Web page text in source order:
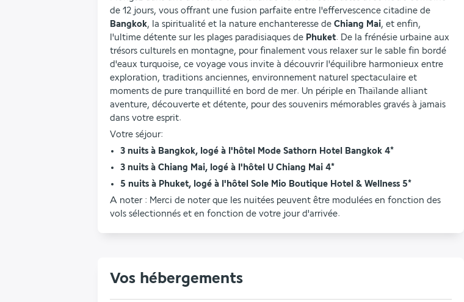
Bangkok, la spiritualité et la nature enchanteresse de Chiang Mai, et enfin,
l'ultime détente sur les plages paradisiaques de Phuket. De la frénésie urbaine aux
trésors culturels en montagne, pour finalement vous relaxer sur le sable fin bordé
d'eaux turquoise, ce voyage vous invite à découvrir l'équilibre harmonieux entre
exploration, traditions anciennes, environnement naturel spectaculaire et
moments de pure tranquillité en bord de mer. Un périple en Thaïlande alliant
aventure, découverte et détente, pour des souvenirs mémorables gravés à jamais
dans votre esprit.
Votre séjour:
3 nuits à Bangkok, logé à l'hôtel Mode Sathorn Hotel Bangkok 4*
3 nuits à Chiang Mai, logé à l'hôtel U Chiang Mai 4*
5 nuits à Phuket, logé à l'hôtel Sole Mio Boutique Hotel & Wellness 5*
A noter : Merci de noter que les nuitées peuvent être modulées en fonction des
vols sélectionnés et en fonction de votre jour d'arrivée.
Vos hébergements